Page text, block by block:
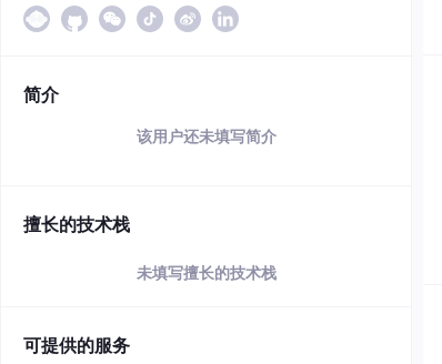
简介
该用户还未填写简介
擅长的技术栈
未填写擅长的技术栈
可提供的服务